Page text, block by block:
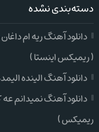
دسته‌بندی نشده
دانلود آهنگ ریه ام
( ریمیکس اینستا )
دانلود آهنگ الینده
دانلود آهنگ نمیدانم عه
ریمیکس )